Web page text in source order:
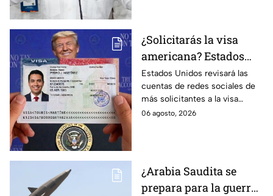
¿Solicitarás la visa
americana? Estados
Unidos revisará las
redes sociales de estos
solicitantes
Estados Unidos revisará las
cuentas de redes sociales de
más solicitantes a la visa
americana.
06 agosto, 2026
¿Arabia Saudita se
prepara para la guerra?